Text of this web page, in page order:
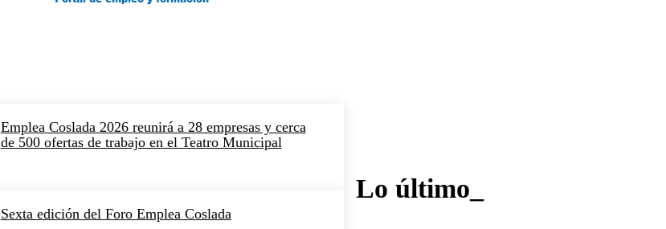
Emplea Coslada 2026 reunirá a 28 empresas y cerca
de 500 ofertas de trabajo en el Teatro Municipal
Sexta edición del Foro Emplea Coslada
Lo último_